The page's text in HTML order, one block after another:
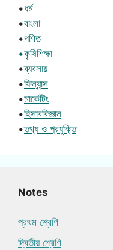
•ধর্ম
•বাংলা
•গণিত
•কৃষিশিক্ষা
•ব্যবসায়
•ফিন্যান্স
•মার্কেটিং
•হিসাববিজ্ঞান
•তথ্য ও প্রযুক্তি
Notes
প্রথম শ্রেণি
দ্বিতীয় শ্রেণি